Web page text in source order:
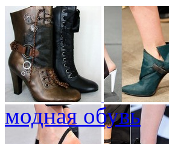
модная обувь